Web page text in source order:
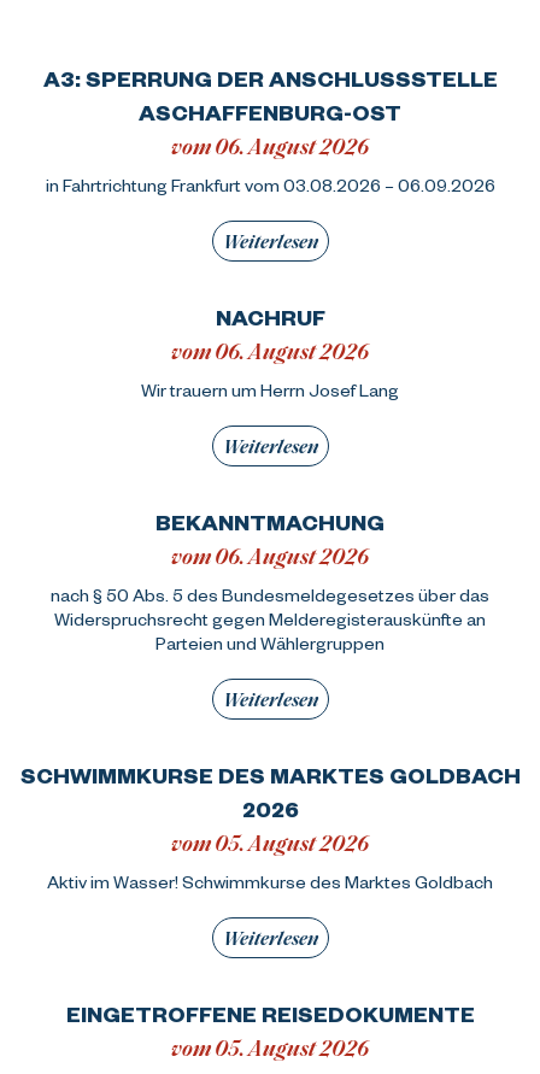
A3: SPERRUNG DER ANSCHLUSSSTELLE
ASCHAFFENBURG-OST
vom 06. August 2026
in Fahrtrichtung Frankfurt vom 03.08.2026 – 06.09.2026
Weiterlesen
NACHRUF
vom 06. August 2026
Wir trauern um Herrn Josef Lang
Weiterlesen
BEKANNTMACHUNG
vom 06. August 2026
nach § 50 Abs. 5 des Bundesmeldegesetzes über das
Widerspruchsrecht gegen Melderegisterauskünfte an
Parteien und Wählergruppen
Weiterlesen
SCHWIMMKURSE DES MARKTES GOLDBACH
2026
vom 05. August 2026
Aktiv im Wasser! Schwimmkurse des Marktes Goldbach
Weiterlesen
EINGETROFFENE REISEDOKUMENTE
vom 05. August 2026